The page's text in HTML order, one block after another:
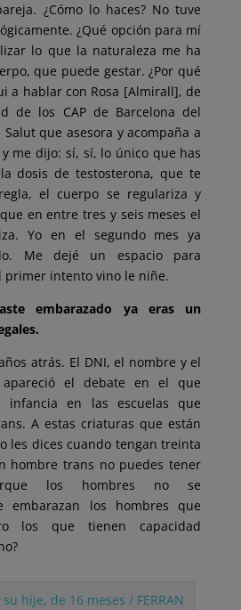
¿Cómo lo haces? No tuve
¿Qué opción para mí
lo que la naturaleza me ha
que puede gestar. ¿Por qué
a hablar con Rosa [Almirall], de
de los CAP de Barcelona del
que asesora y acompaña a
me dijo: sí, sí, lo único que has
dosis de testosterona, que te
el cuerpo se regulariza y
en entre tres y seis meses el
Yo en el segundo mes ya
Me dejé un espacio para
primer intento vino le niñe.
embarazado ya eras un
atrás. El DNI, el nombre y el
apareció el debate en el que
infancia en las escuelas que
A estas criaturas que están
les dices cuando tengan treinta
hombre trans no puedes tener
los hombres no se
embarazan los hombres que
los que tienen capacidad